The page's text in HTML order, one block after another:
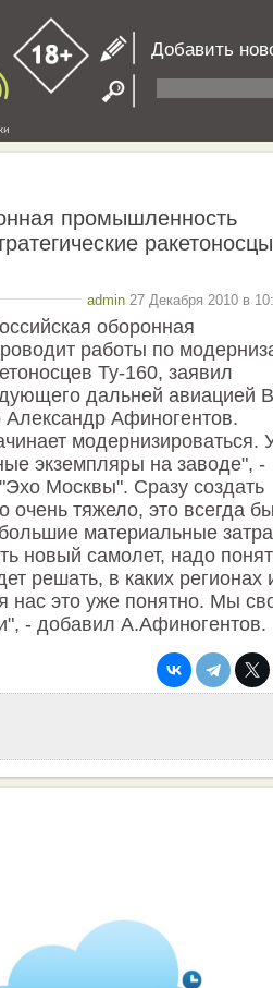
Добавить
промышленность
ракетоносцы
admin 27 Декабря 2010 в
оборонная
работы по
Ту-160, заявил
дальней авиацией
Афиногентов.
модернизироваться.
экземпляры на заводе", -
Москвы". Сразу создать
очень тяжело, это всегда
материальные
новый самолет, надо
решать, в каких регионах
нас это уже понятно. Мы
- добавил А.Афиногентов.